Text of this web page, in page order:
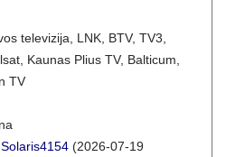
televizija, LNK, BTV, TV3,
Kaunas Plius TV, Balticum,
TV
Solaris4154 (2026-07-19